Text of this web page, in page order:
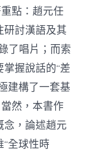
點：趙元任
研討漢語及其
了唱片；而索
握說話的“差
建構了一套基
然，本書作
念，論述趙元
全球性時